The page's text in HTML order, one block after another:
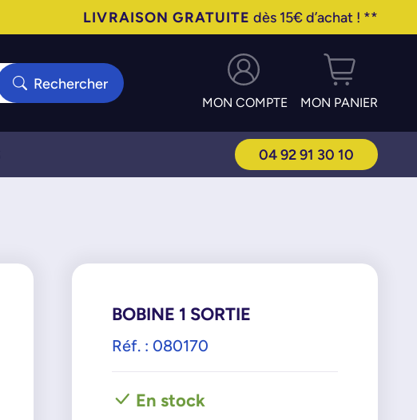
LIVRAISON GRATUITE dès 15€ d’achat ! **
Rechercher
MON COMPTE MON PANIER
04 92 91 30 10
BOBINE 1 SORTIE
Réf. : 080170
En stock